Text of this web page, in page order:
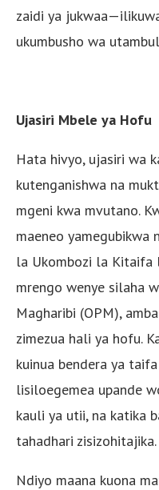
zaidi ya
ukumbusho wa
Ujasiri Mbele ya Hofu
Hata hivyo, ujasiri wa
kutenganishwa na
mgeni kwa mvutano.
maeneo yamegubikwa
la Ukombozi la Kitaifa
mrengo wenye silaha
Magharibi (OPM),
zimezua hali ya hofu.
kuinua bendera ya
lisiloegemea upande
kauli ya utii, na katika
tahadhari zisizohitajika.
Ndiyo maana kuona